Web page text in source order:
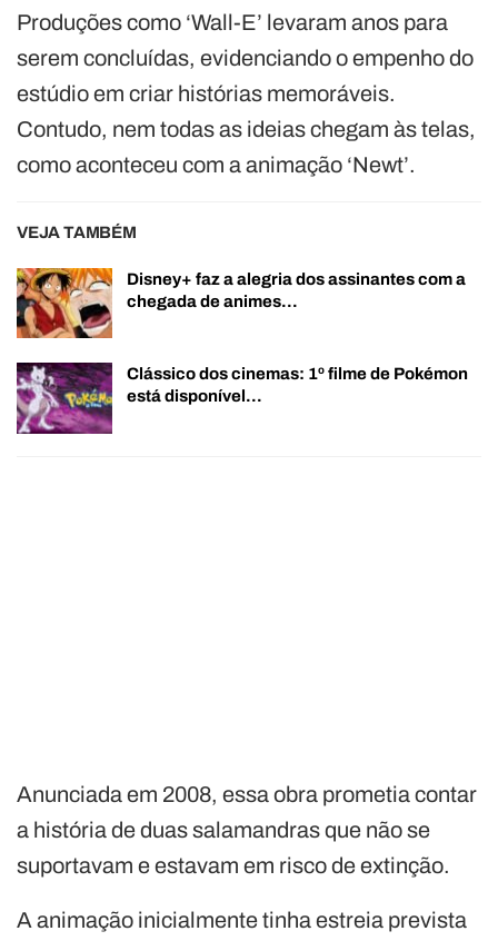
Produções como ‘Wall-E’ levaram anos para
serem concluídas, evidenciando o empenho do
estúdio em criar histórias memoráveis.
Contudo, nem todas as ideias chegam às telas,
como aconteceu com a animação ‘Newt’.
VEJA TAMBÉM
Disney+ faz a alegria dos assinantes com a
chegada de animes…
Clássico dos cinemas: 1º filme de Pokémon
está disponível…
Anunciada em 2008, essa obra prometia contar
a história de duas salamandras que não se
suportavam e estavam em risco de extinção.
A animação inicialmente tinha estreia prevista